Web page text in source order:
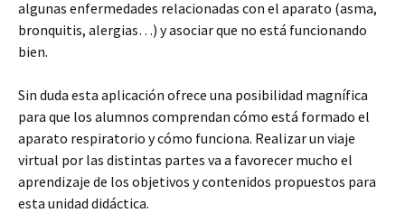
algunas enfermedades relacionadas con el aparato (asma,
bronquitis, alergias…) y asociar que no está funcionando
bien.
Sin duda esta aplicación ofrece una posibilidad magnífica
para que los alumnos comprendan cómo está formado el
aparato respiratorio y cómo funciona. Realizar un viaje
virtual por las distintas partes va a favorecer mucho el
aprendizaje de los objetivos y contenidos propuestos para
esta unidad didáctica.